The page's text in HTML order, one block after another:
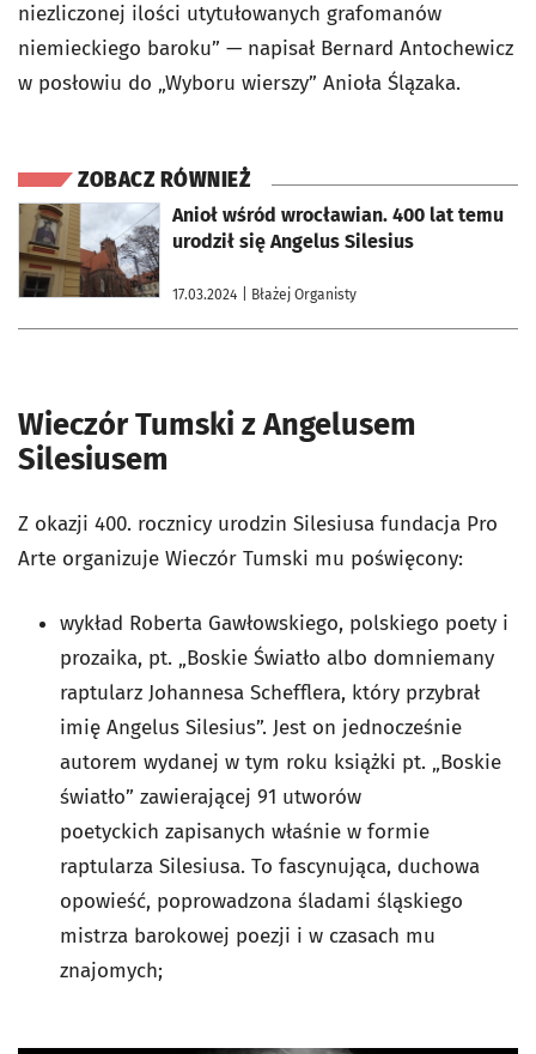
niezliczonej ilości utytułowanych grafomanów
niemieckiego baroku” — napisał Bernard Antochewicz
w posłowiu do „Wyboru wierszy” Anioła Ślązaka.
ZOBACZ RÓWNIEŻ
Anioł wśród wrocławian. 400 lat temu
urodził się Angelus Silesius
17.03.2024 | Błażej Organisty
otworzy się w nowej karcie
Wieczór Tumski z Angelusem
Silesiusem
Z okazji 400. rocznicy urodzin Silesiusa fundacja Pro
Arte organizuje Wieczór Tumski mu poświęcony:
wykład Roberta Gawłowskiego, polskiego poety i
prozaika, pt. „Boskie Światło albo domniemany
raptularz Johannesa Schefflera, który przybrał
imię Angelus Silesius”. Jest on jednocześnie
autorem wydanej w tym roku książki pt. „Boskie
światło” zawierającej 91 utworów
poetyckich zapisanych właśnie w formie
raptularza Silesiusa. To fascynująca, duchowa
opowieść, poprowadzona śladami śląskiego
mistrza barokowej poezji i w czasach mu
znajomych;